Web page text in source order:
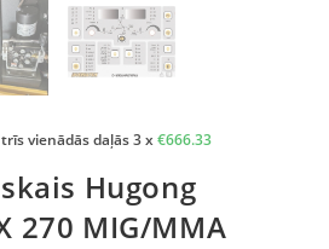
vienādās daļās 3 x€666.33
Hugong
270 MIG/MMA